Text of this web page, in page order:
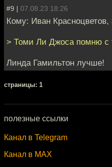
#9 | 07.08.23 18:26
Кому: Иван Красноцветов,
> Томи Ли Джоса помню с
Линда Гамильтон лучше!
cтраницы: 1
полезные ссылки
Канал в Telegram
Канал в MAX